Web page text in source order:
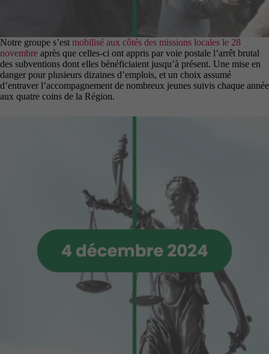
Notre groupe s’est mobilisé aux côtés des missions locales le 28
novembre après que celles-ci ont appris par voie postale l’arrêt brutal
des subventions dont elles bénéficiaient jusqu’à présent. Une mise en
danger pour plusieurs dizaines d’emplois, et un choix assumé
d’entraver l’accompagnement de nombreux jeunes suivis chaque année
aux quatre coins de la Région.